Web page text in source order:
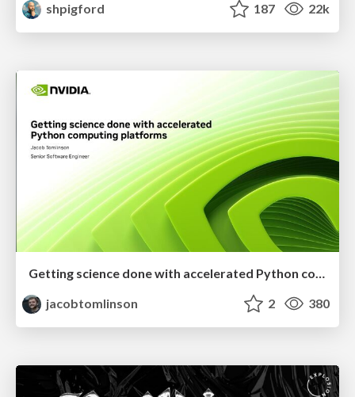
shpigford
187 22k
Getting science done with accelerated Python computing platforms
jacobtomlinson
2 380